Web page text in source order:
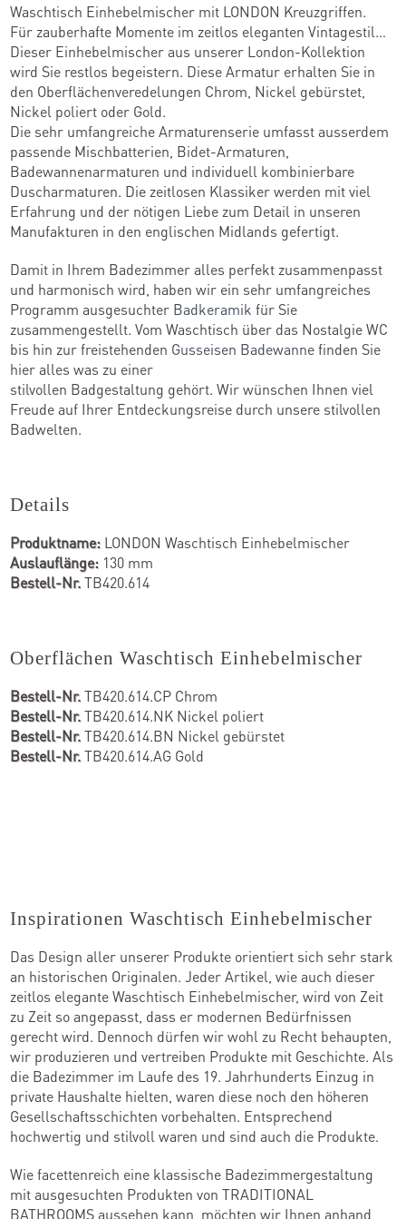
Kataloge
Team
Standorte
Händler werden
Outlet-Store
Waschtisch Einhebelmischer mit LONDON Kreuzgriffen.
Für zauberhafte Momente im zeitlos eleganten Vintagestil…
Dieser Einhebelmischer aus unserer London-Kollektion
wird Sie restlos begeistern. Diese Armatur erhalten Sie in
den Oberflächenveredelungen Chrom, Nickel gebürstet,
Nickel poliert oder Gold.
Die sehr umfangreiche Armaturenserie umfasst ausserdem
passende Mischbatterien, Bidet-Armaturen,
Badewannenarmaturen und individuell kombinierbare
Duscharmaturen. Die zeitlosen Klassiker werden mit viel
Erfahrung und der nötigen Liebe zum Detail in unseren
Manufakturen in den englischen Midlands gefertigt.
Damit in Ihrem Badezimmer alles perfekt zusammenpasst
und harmonisch wird, haben wir ein sehr umfangreiches
Programm ausgesuchter Badkeramik für Sie
zusammengestellt. Vom Waschtisch über das Nostalgie WC
bis hin zur freistehenden Gusseisen Badewannefinden Sie
hier alles was zu einer
stilvollen Badgestaltung gehört. Wir wünschen Ihnen viel
Freude auf Ihrer Entdeckungsreise durch unsere stilvollen
Badwelten.
Details
Produktname: LONDON Waschtisch Einhebelmischer
Auslauflänge: 130 mm
Bestell-Nr.TB420.614
Oberflächen Waschtisch Einhebelmischer
Bestell-Nr.TB420.614.CP Chrom
Bestell-Nr.TB420.614.NK Nickel poliert
Bestell-Nr.TB420.614.BN Nickel gebürstet
Bestell-Nr.TB420.614.AG Gold
Inspirationen Waschtisch Einhebelmischer
Das Design aller unserer Produkte orientiert sich sehr stark
an historischen Originalen. Jeder Artikel, wie auch dieser
zeitlos elegante Waschtisch Einhebelmischer, wird von Zeit
zu Zeit so angepasst, dass er modernen Bedürfnissen
gerecht wird. Dennoch dürfen wir wohl zu Recht behaupten,
wir produzieren und vertreiben Produkte mit Geschichte. Als
die Badezimmer im Laufe des 19. Jahrhunderts Einzug in
private Haushalte hielten, waren diese noch den höheren
Gesellschaftsschichten vorbehalten. Entsprechend
hochwertig und stilvoll waren und sind auch die Produkte.
Wie facettenreich eine klassische Badezimmergestaltung
mit ausgesuchten Produkten von TRADITIONAL
BATHROOMS aussehen kann, möchten wir Ihnen anhand